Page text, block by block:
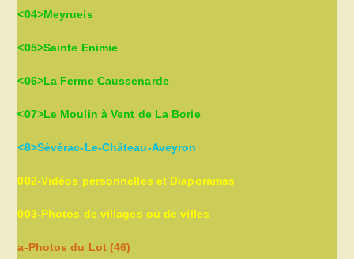
<04>Meyrueis
<05>Sainte Enimie
<06>La Ferme Caussenarde
<07>Le Moulin à Vent de La Borie
<8>Sévérac-Le-Château-Aveyron
002-Vidéos personnelles et Diaporamas
003-Photos de villages ou de villes
a-Photos du Lot (46)